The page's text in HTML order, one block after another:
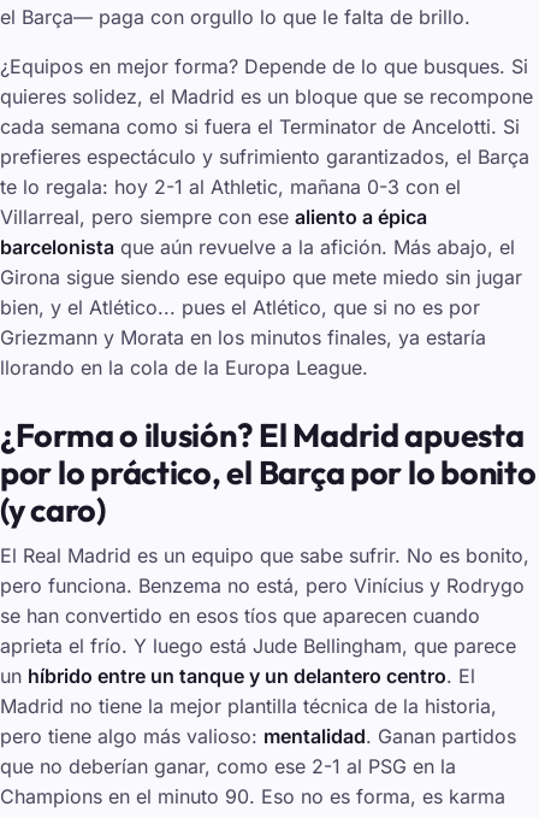
el Barça— paga con orgullo lo que le falta de brillo.
¿Equipos en mejor forma? Depende de lo que busques. Si
quieres solidez, el Madrid es un bloque que se recompone
cada semana como si fuera el Terminator de Ancelotti. Si
prefieres espectáculo y sufrimiento garantizados, el Barça
te lo regala: hoy 2-1 al Athletic, mañana 0-3 con el
Villarreal, pero siempre con ese aliento a épica
barcelonista que aún revuelve a la afición. Más abajo, el
Girona sigue siendo ese equipo que mete miedo sin jugar
bien, y el Atlético... pues el Atlético, que si no es por
Griezmann y Morata en los minutos finales, ya estaría
llorando en la cola de la Europa League.
¿Forma o ilusión? El Madrid apuesta
por lo práctico, el Barça por lo bonito
(y caro)
El Real Madrid es un equipo que sabe sufrir. No es bonito,
pero funciona. Benzema no está, pero Vinícius y Rodrygo
se han convertido en esos tíos que aparecen cuando
aprieta el frío. Y luego está Jude Bellingham, que parece
un híbrido entre un tanque y un delantero centro. El
Madrid no tiene la mejor plantilla técnica de la historia,
pero tiene algo más valioso: mentalidad. Ganan partidos
que no deberían ganar, como ese 2-1 al PSG en la
Champions en el minuto 90. Eso no es forma, es karma